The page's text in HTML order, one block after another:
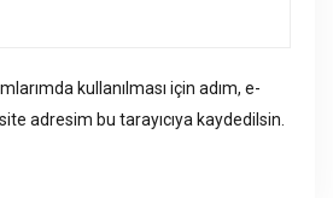
kullanılması için adım, e-
adresim bu tarayıcıya kaydedilsin.